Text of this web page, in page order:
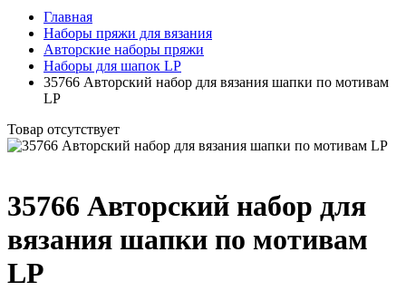
Главная
Наборы пряжи для вязания
Авторские наборы пряжи
Наборы для шапок LP
35766 Авторский набор для вязания шапки по мотивам
LP
Товар отсутствует
35766 Авторский набор для
вязания шапки по мотивам
LP